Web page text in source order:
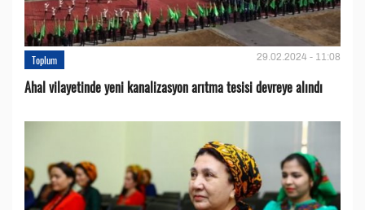
Toplum 29.02.2024 - 11:08
Ahal vilayetinde yeni kanalizasyon arıtma tesisi devreye alındı